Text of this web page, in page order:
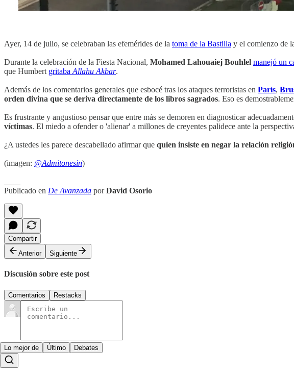
Ayer, 14 de julio, se celebraban las efemérides de la toma de la Bastilla y el comienzo de
Durante la celebración de la Fiesta Nacional, Mohamed Lahouaiej Bouhlel manejó un
que Humbert gritaba Allahu Akbar.
Además de los comentarios generales que esbocé tras los ataques terroristas en París,
orden divina que se deriva directamente de los libros sagrados. Eso es
Es frustrante y angustioso pensar que entre más se demoren en diagnosticar
víctimas. El miedo a ofender o 'alienar' a millones de creyentes palidece ante la
¿A ustedes les parece descabellado afirmar que quien insiste en negar la relación
(imagen: @Admitonesin)
Publicado en De Avanzada porDavid Osorio
Compartir
Anterior
Siguiente
Discusión sobre este post
Comentarios Restacks
Lo mejor de Último Debates